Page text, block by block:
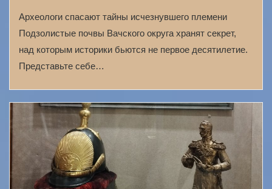
Археологи спасают тайны исчезнувшего племени
Подзолистые почвы Вачского округа хранят секрет,
над которым историки бьются не первое десятилетие.
Представьте себе…